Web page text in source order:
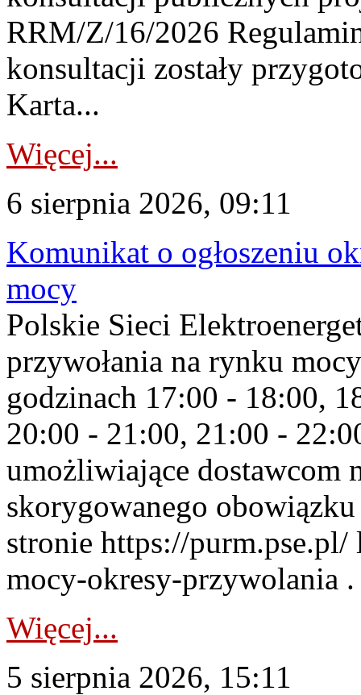
RRM/Z/16/2026
konsultacji zostały
Karta...
Więcej...
6 sierpnia 2026, 09:11
Komunikat o ogłoszeniu
mocy
Polskie Sieci
przywołania na rynku
godzinach 17:00 - 18:00,
20:00 - 21:00, 21:00 -
umożliwiające dostawcom
skorygowanego
stronie https://
mocy-okresy-przywolania
Więcej...
5 sierpnia 2026, 15:11